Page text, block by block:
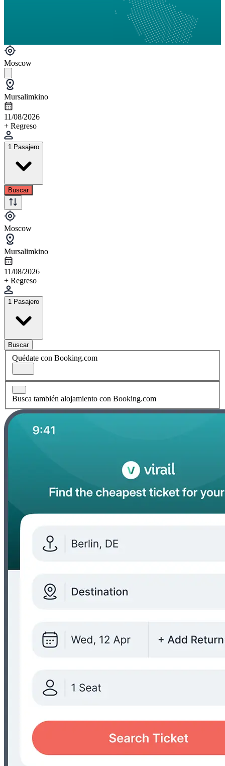
Moscow
Mursalimkino
11/08/2026
+ Regreso
1 Pasajero
Buscar
Moscow
Mursalimkino
11/08/2026
+ Regreso
1 Pasajero
Buscar
Quédate con Booking.com
Busca también alojamiento con Booking.com